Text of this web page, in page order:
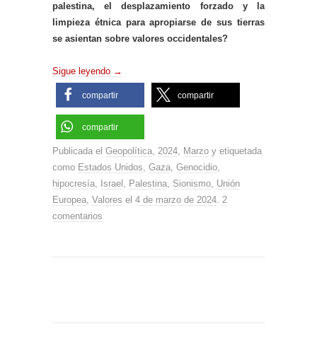
palestina, el desplazamiento forzado y la
limpieza étnica para apropiarse de sus tierras
se asientan sobre valores occidentales?
Sigue leyendo →
compartir compartir
compartir
Publicada el Geopolítica 2024 Marzo y etiquetada
como Estados Unidos Gaza Genocidio
hipocresía
Israel Palestina Sionismo Unión
Europea Valores el 4 de marzo de 2024 2
comentarios